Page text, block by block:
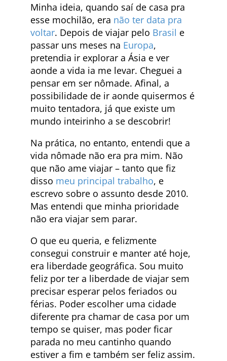
Minha ideia, quando saí de casa pra
esse mochilão, era não ter data pra
voltar. Depois de viajar pelo Brasil e
passar uns meses na Europa,
pretendia ir explorar a Ásia e ver
aonde a vida ia me levar. Cheguei a
pensar em ser nômade. Afinal, a
possibilidade de ir aonde quisermos é
muito tentadora, já que existe um
mundo inteirinho a se descobrir!
Na prática, no entanto, entendi que a
vida nômade não era pra mim. Não
que não ame viajar – tanto que fiz
disso meu principal trabalho, e
escrevo sobre o assunto desde 2010.
Mas entendi que minha prioridade
não era viajar sem parar.
O que eu queria, e felizmente
consegui construir e manter até hoje,
era liberdade geográfica. Sou muito
feliz por ter a liberdade de viajar sem
precisar esperar pelos feriados ou
férias. Poder escolher uma cidade
diferente pra chamar de casa por um
tempo se quiser, mas poder ficar
parada no meu cantinho quando
estiver a fim e também ser feliz assim.